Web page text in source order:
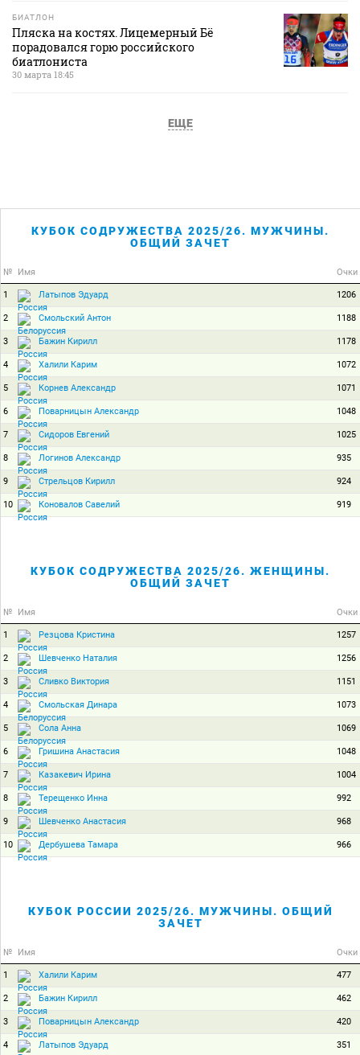
БИАТЛОН
Пляска на костях. Лицемерный Бё
порадовался горю российского
биатлониста
30 марта 18:45
ЕЩЕ
КУБОК СОДРУЖЕСТВА 2025/26. МУЖЧИНЫ.
ОБЩИЙ ЗАЧЕТ
№ Имя Очки
1 Латыпов Эдуард 1206
2 Смольский Антон 1188
3 Бажин Кирилл 1178
4 Халили Карим 1072
5 Корнев Александр 1071
6 Поварницын Александр 1048
7 Сидоров Евгений 1025
8 Логинов Александр 935
9 Стрельцов Кирилл 924
10 Коновалов Савелий 919
КУБОК СОДРУЖЕСТВА 2025/26. ЖЕНЩИНЫ.
ОБЩИЙ ЗАЧЕТ
№ Имя Очки
1 Резцова Кристина 1257
2 Шевченко Наталия 1256
3 Сливко Виктория 1151
4 Смольская Динара 1073
5 Сола Анна 1069
6 Гришина Анастасия 1048
7 Казакевич Ирина 1004
8 Терещенко Инна 992
9 Шевченко Анастасия 968
10 Дербушева Тамара 966
КУБОК РОССИИ 2025/26. МУЖЧИНЫ. ОБЩИЙ
ЗАЧЕТ
№ Имя Очки
1 Халили Карим 477
2 Бажин Кирилл 462
3 Поварницын Александр 420
4 Латыпов Эдуард 351